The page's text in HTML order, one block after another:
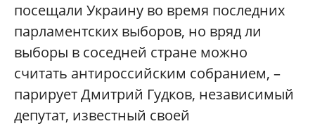
посещали Украину во время последних
парламентских выборов, но вряд ли
выборы в соседней стране можно
считать антироссийским собранием, –
парирует Дмитрий Гудков, независимый
депутат, известный своей